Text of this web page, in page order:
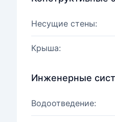
Несущие стены:
Крыша:
Инженерные
Водоотведение: